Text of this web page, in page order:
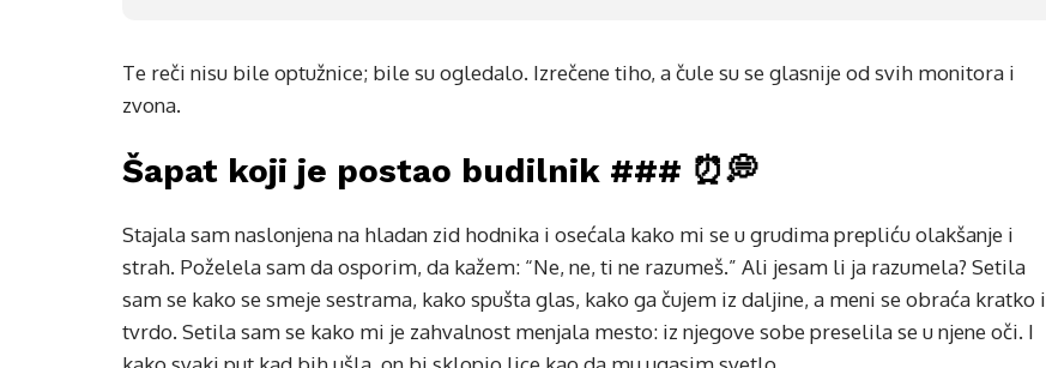
Te reči nisu bile optužnice; bile su ogledalo. Izrečene tiho, a čule su se glasnije od svih monitora i
zvona.
Šapat koji je postao budilnik ### ⏰💭
Stajala sam naslonjena na hladan zid hodnika i osećala kako mi se u grudima prepliću olakšanje i
strah. Poželela sam da osporim, da kažem: “Ne, ne, ti ne razumeš.” Ali jesam li ja razumela? Setila
sam se kako se smeje sestrama, kako spušta glas, kako ga čujem iz daljine, a meni se obraća kratko i
tvrdo. Setila sam se kako mi je zahvalnost menjala mesto: iz njegove sobe preselila se u njene oči. I